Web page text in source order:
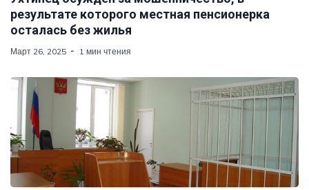
результате которого местная пенсионерка
осталась без жилья
Март 26, 2025 1 мин чтения